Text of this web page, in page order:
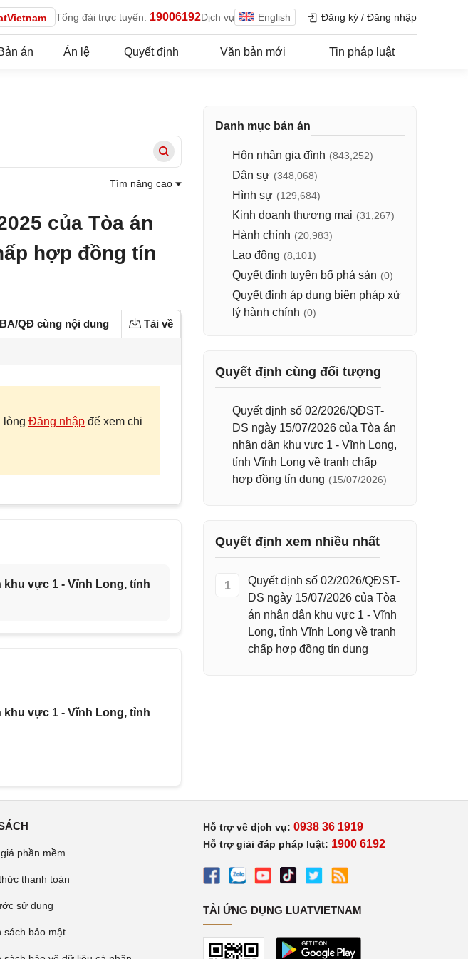
Tổng đài trực tuyến: 19006192Dịch vụ English Đăng ký / Đăng nhập
án Án lệ Quyết định Văn bản mới Tin pháp luật
Tìm nâng cao
của Tòa án
hợp đồng tín
BA/QĐ cùng nội dung Tải về
lòng Đăng nhập để xem chi
khu vực 1 - Vĩnh Long, tỉnh
khu vực 1 - Vĩnh Long, tỉnh
Danh mục bản án
Hôn nhân gia đình (843,252)
Dân sự (348,068)
Hình sự (129,684)
Kinh doanh thương mại (31,267)
Hành chính (20,983)
Lao động (8,101)
Quyết định tuyên bố phá sản (0)
Quyết định áp dụng biện pháp xử
lý hành chính (0)
Quyết định cùng đối tượng
Quyết định số 02/2026/QĐST-
DS ngày 15/07/2026 của Tòa án
nhân dân khu vực 1 - Vĩnh Long,
tỉnh Vĩnh Long về tranh chấp
hợp đồng tín dụng (15/07/2026)
Quyết định xem nhiều nhất
1
Quyết định số 02/2026/QĐST-
DS ngày 15/07/2026 của Tòa
án nhân dân khu vực 1 - Vĩnh
Long, tỉnh Vĩnh Long về tranh
chấp hợp đồng tín dụng
phần mềm
thanh toán
sử dụng
sách bảo mật
Hỗ trợ về dịch vụ: 0938 36 1919
Hỗ trợ giải đáp pháp luật: 1900 6192
TẢI ỨNG DỤNG LUATVIETNAM